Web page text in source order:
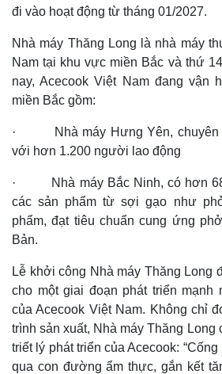
đi vào hoạt động từ tháng 01/2027.
Nhà máy Thăng Long là nhà máy
Nam tại khu vực miền Bắc và thứ
nay, Acecook Việt Nam đang vận
miền Bắc gồm:
· Nhà máy Hưng Yên, chuyên
với hơn 1.200 người lao động
· Nhà máy Bắc Ninh, có hơn
các sản phẩm từ sợi gạo như
phẩm, đạt tiêu chuẩn cung ứng
Bản.
Lễ khởi công Nhà máy Thăng Long
cho một giai đoạn phát triển mạnh
của Acecook Việt Nam. Không chỉ
trình sản xuất, Nhà máy Thăng
triết lý phát triển của Acecook:
qua con đường ẩm thực, gắn kết